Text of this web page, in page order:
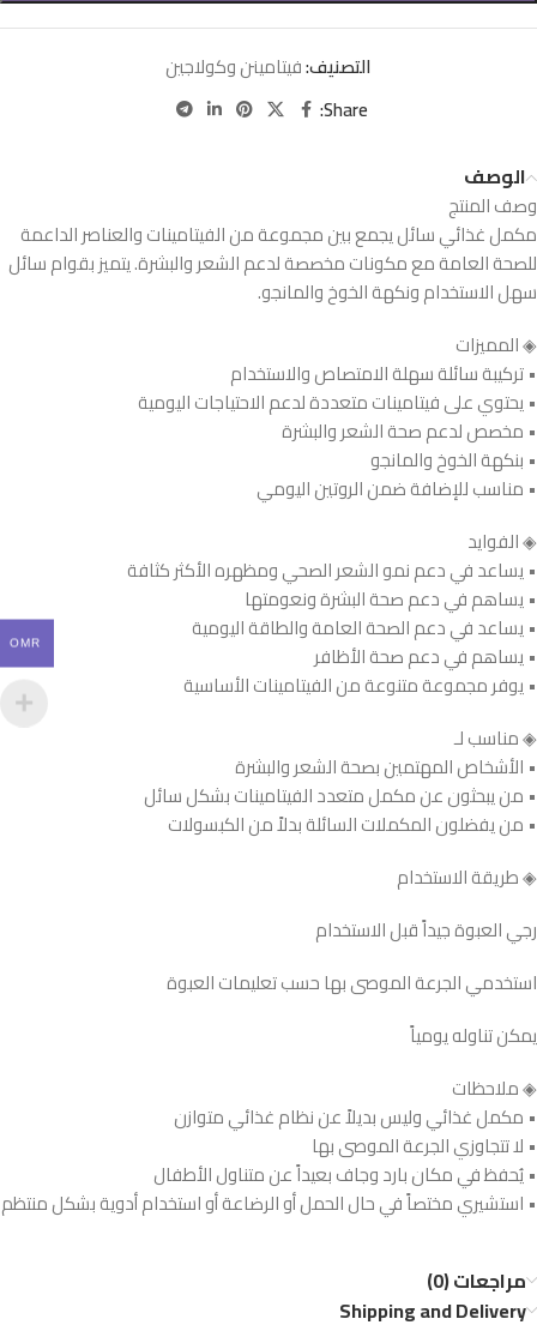
التصنيف:فيتامينن وكولاجين
Share:
الوصف
وصف المنتج
مكمل غذائي سائل يجمع بين مجموعة من الفيتامينات والعناصر الداعمة
للصحة العامة مع مكونات مخصصة لدعم الشعر والبشرة. يتميز بقوام سائل
سهل الاستخدام ونكهة الخوخ والمانجو.
◈ المميزات
• تركيبة سائلة سهلة الامتصاص والاستخدام
• يحتوي على فيتامينات متعددة لدعم الاحتياجات اليومية
• مخصص لدعم صحة الشعر والبشرة
• بنكهة الخوخ والمانجو
• مناسب للإضافة ضمن الروتين اليومي
◈ الفوايد
• يساعد في دعم نمو الشعر الصحي ومظهره الأكثر كثافة
• يساهم في دعم صحة البشرة ونعومتها
• يساعد في دعم الصحة العامة والطاقة اليومية
• يساهم في دعم صحة الأظافر
• يوفر مجموعة متنوعة من الفيتامينات الأساسية
◈ مناسب لـ
• الأشخاص المهتمين بصحة الشعر والبشرة
• من يبحثون عن مكمل متعدد الفيتامينات بشكل سائل
• من يفضلون المكملات السائلة بدلاً من الكبسولات
◈ طريقة الاستخدام
رجي العبوة جيداً قبل الاستخدام
استخدمي الجرعة الموصى بها حسب تعليمات العبوة
يمكن تناوله يومياً
◈ ملاحظات
• مكمل غذائي وليس بديلاً عن نظام غذائي متوازن
• لا تتجاوزي الجرعة الموصى بها
• يُحفظ في مكان بارد وجاف بعيداً عن متناول الأطفال
• استشيري مختصاً في حال الحمل أو الرضاعة أو استخدام أدوية بشكل منتظم
مراجعات (0)
Shipping and Delivery
OMR